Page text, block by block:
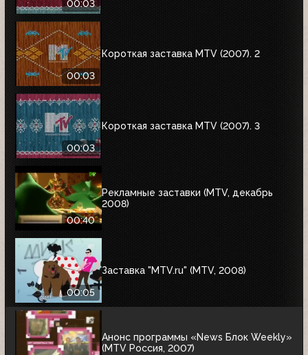
00:03
00:03
Короткая заставка MTV (2007). 2
00:03
Короткая заставка MTV (2007). 3
00:40
Рекламные заставки (MTV, декабрь
2008)
00:05
Заставка "MTV.ru" (MTV, 2008)
Анонс программы «News Блок Weekly»
(MTV Россия, 2007)